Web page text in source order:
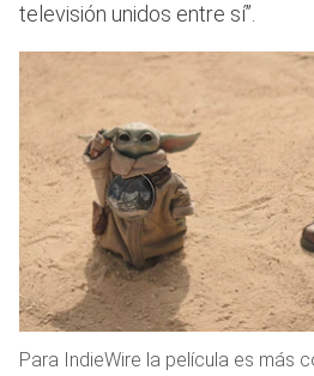
televisión unidos entre sí”.
Para IndieWire la película es más